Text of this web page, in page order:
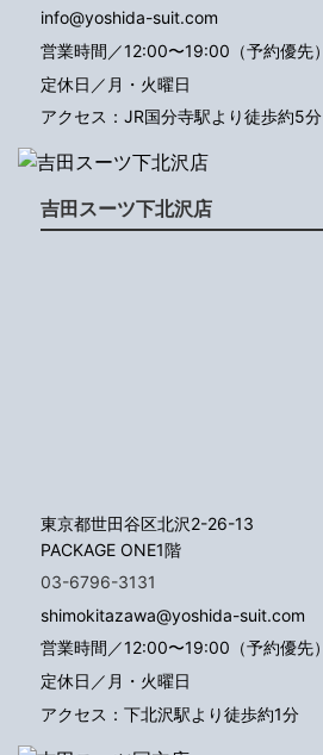
info@yoshida-suit.com
営業時間／12:00〜19:00（予約優先）
定休日／月・火曜日
アクセス：JR国分寺駅より徒歩約5分
吉田スーツ下北沢店
東京都世田谷区北沢2-26-13
PACKAGE ONE1階
03-6796-3131
shimokitazawa@yoshida-suit.com
営業時間／12:00〜19:00（予約優先）
定休日／月・火曜日
アクセス：下北沢駅より徒歩約1分